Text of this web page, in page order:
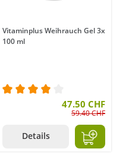
Vitaminplus Weihrauch Gel 3x
100 ml
Durchschnittliche
47.50 CHF
59.40 CHF
Details